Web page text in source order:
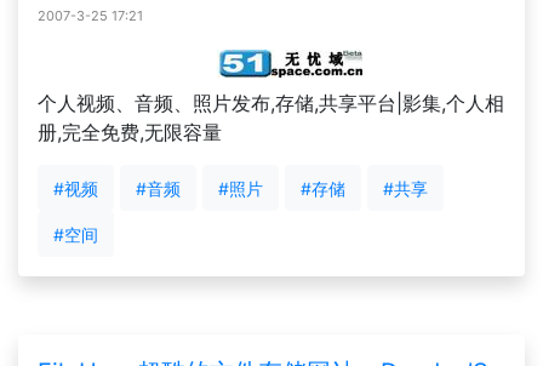
2007-3-25 17:21
个人视频、音频、照片发布,存储,共享平台|影集,个人相
册,完全免费,无限容量
#视频 #音频 #照片 #存储 #共享
#空间